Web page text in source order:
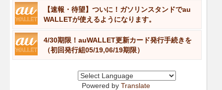
【速報・待望】ついに！ガソリンスタンドでau
WALLETが使えるようになります。
4/30期限！auWALLET更新カード発行手続きを
（初回発行組05/19,06/19期限）
Powered by Translate